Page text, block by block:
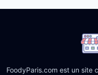
FoodyParis.com est un site